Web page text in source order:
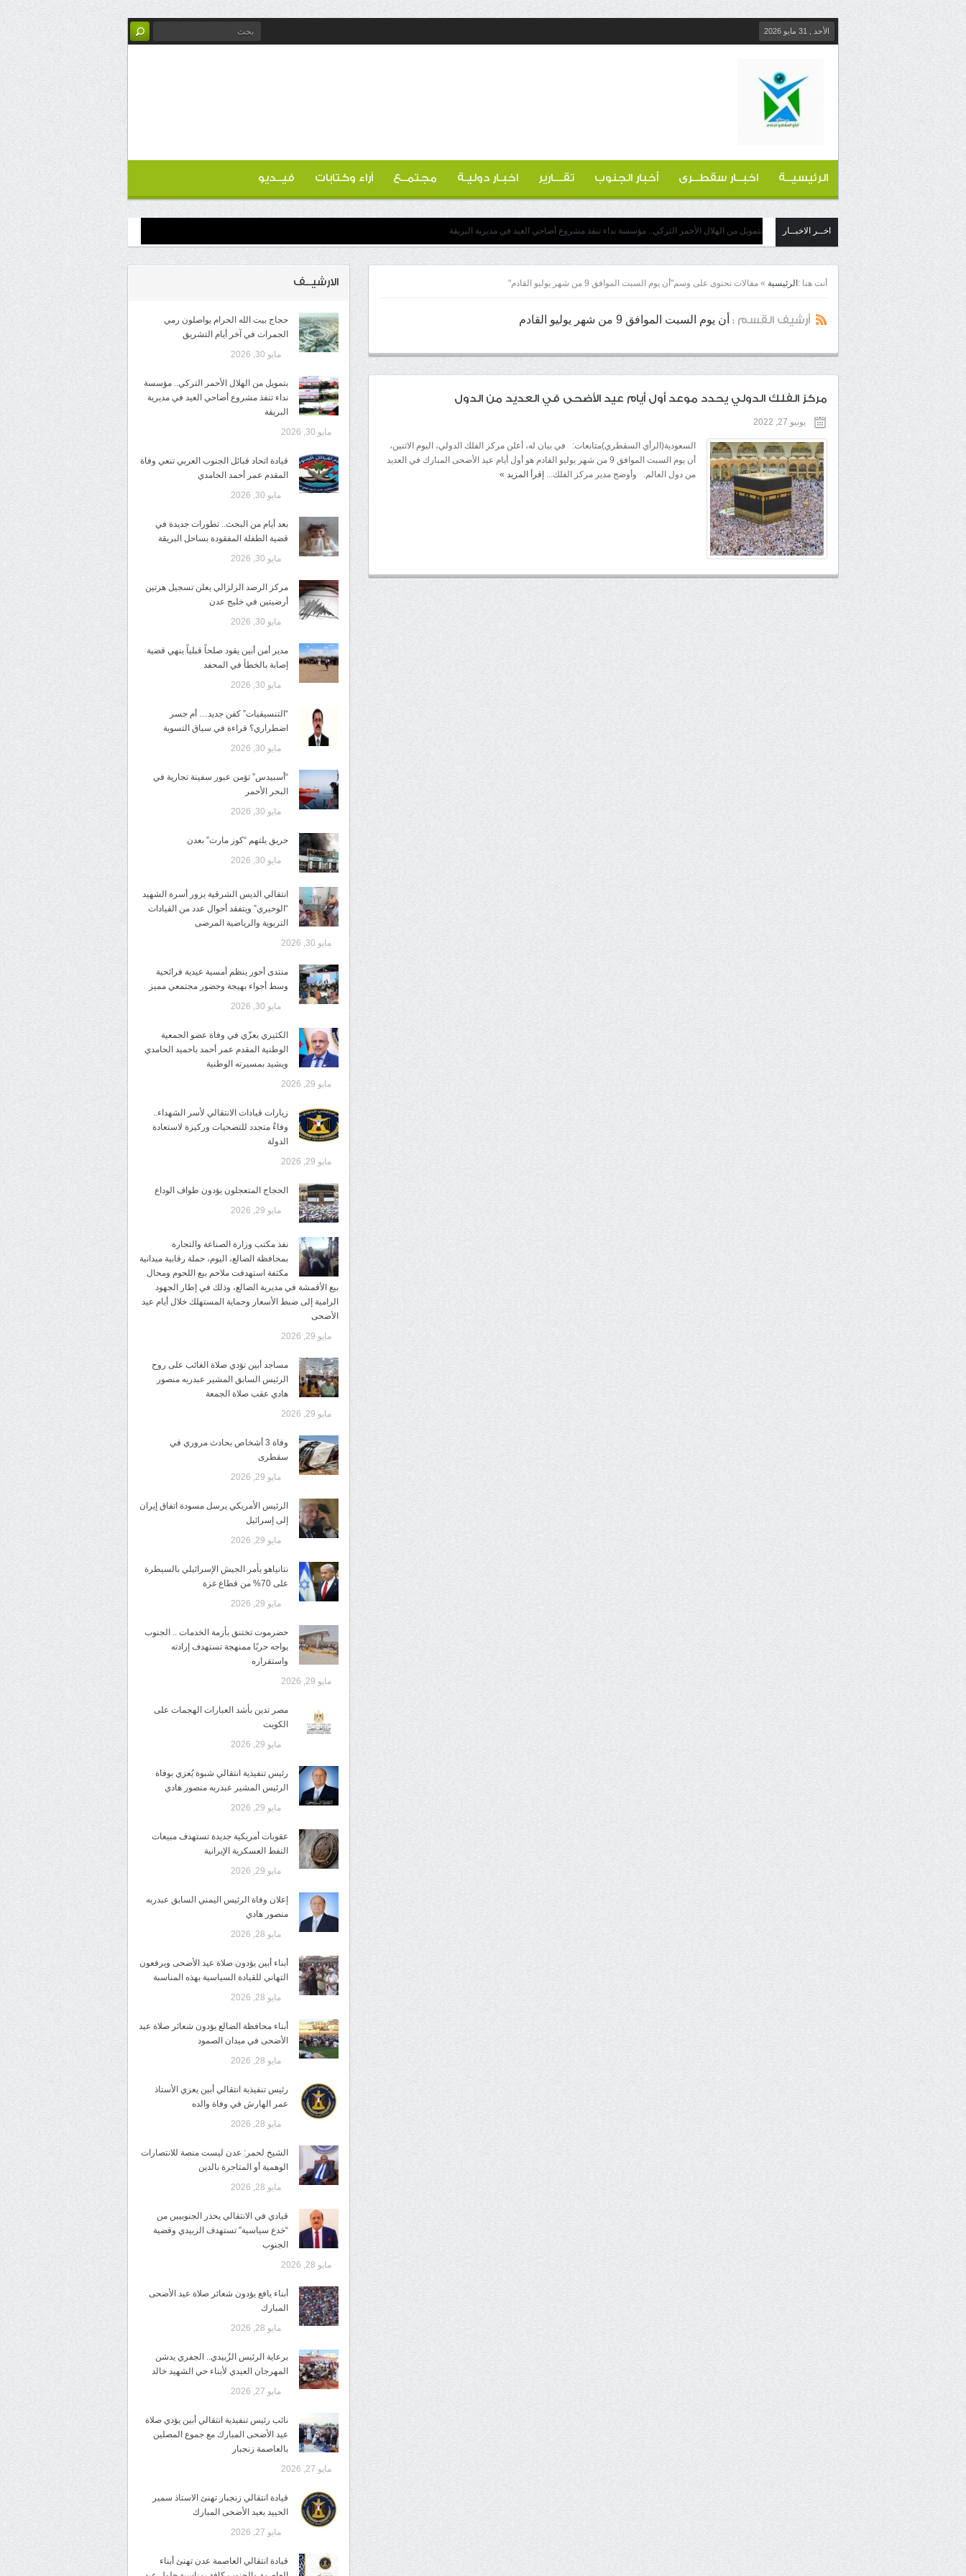
الأحد , 31 مايو 2026
الرئيسيــة اخبــار سقطــرى أخبار الجنوب تقـــارير اخبـار دوليـة مجتمــع آراء وكتابات فيــديو
اخــر الاخبــار بتمويل من الهلال الأحمر التركي.. مؤسسة نداء تنفذ مشروع أضاحي العيد في مديرية البريقة
أنت هنا : الرئيسية » مقالات تحتوى على وسم"أن يوم السبت الموافق 9 من شهر يوليو القادم"
أرشيف القسم : أن يوم السبت الموافق 9 من شهر يوليو القادم
مركز الفلك الدولي يحدد موعد أول أيام عيد الأضحى في العديد من الدول
يونيو 27, 2022
السعودية(الرأي السقطري)متابعات: في بيان له، أعلن مركز الفلك الدولي، اليوم الاثنين،
أن يوم السبت الموافق 9 من شهر يوليو القادم هو أول أيام عيد الأضحى المبارك في العديد
من دول العالم. وأوضح مدير مركز الفلك... إقرأ المزيد »
الارشيــف
حجاج بيت الله الحرام يواصلون رمي
الجمرات في آخر أيام التشريق
مايو 30, 2026
بتمويل من الهلال الأحمر التركي.. مؤسسة
نداء تنفذ مشروع أضاحي العيد في مديرية
البريقة
مايو 30, 2026
قيادة اتحاد قبائل الجنوب العربي تنعي وفاة
المقدم عمر أحمد الحامدي
مايو 30, 2026
بعد أيام من البحث.. تطورات جديدة في
قضية الطفلة المفقودة بساحل البريقة
مايو 30, 2026
مركز الرصد الزلزالي يعلن تسجيل هزتين
أرضيتين في خليج عدن
مايو 30, 2026
مدير أمن أبين يقود صلحاً قبلياً ينهي قضية
إصابة بالخطأ في المحفد
مايو 30, 2026
“التنسيقيات” كفن جديد… أم جسر
اضطراري؟ قراءة في سياق التسوية
مايو 30, 2026
“أسبيدس” تؤمن عبور سفينة تجارية في
البحر الأحمر
مايو 30, 2026
حريق يلتهم “كوز مارت” بعدن
مايو 30, 2026
انتقالي الديس الشرقية يزور أسرة الشهيد
“الوحيري” ويتفقد أحوال عدد من القيادات
التربوية والرياضية المرضى
مايو 30, 2026
منتدى أحور ينظم أمسية عيدية فرائحية
وسط أجواء بهيجة وحضور مجتمعي مميز
مايو 30, 2026
الكثيري يعزّي في وفاة عضو الجمعية
الوطنية المقدم عمر أحمد باحميد الحامدي
ويشيد بمسيرته الوطنية
مايو 29, 2026
زيارات قيادات الانتقالي لأسر الشهداء..
وفاءٌ متجدد للتضحيات وركيزة لاستعادة
الدولة
مايو 29, 2026
الحجاج المتعجلون يؤدون طواف الوداع
مايو 29, 2026
نفذ مكتب وزارة الصناعة والتجارة
بمحافظة الضالع، اليوم، حملة رقابية ميدانية
مكثفة استهدفت ملاحم بيع اللحوم ومحال
بيع الأقمشة في مديرية الضالع، وذلك في إطار الجهود
الرامية إلى ضبط الأسعار وحماية المستهلك خلال أيام عيد
الأضحى
مايو 29, 2026
مساجد أبين تؤدي صلاة الغائب على روح
الرئيس السابق المشير عبدربه منصور
هادي عقب صلاة الجمعة
مايو 29, 2026
وفاة 3 أشخاص بحادث مروري في
سقطرى
مايو 29, 2026
الرئيس الأمريكي يرسل مسودة اتفاق إيران
إلى إسرائيل
مايو 29, 2026
نتانياهو يأمر الجيش الإسرائيلي بالسيطرة
على 70% من قطاع غزة
مايو 29, 2026
حضرموت تختنق بأزمة الخدمات .. الجنوب
يواجه حربًا ممنهجة تستهدف إرادته
واستقراره
مايو 29, 2026
مصر تدين بأشد العبارات الهجمات على
الكويت
مايو 29, 2026
رئيس تنفيذية انتقالي شبوة يُعزي بوفاة
الرئيس المشير عبدربه منصور هادي
مايو 29, 2026
عقوبات أمريكية جديدة تستهدف مبيعات
النفط العسكرية الإيرانية
مايو 29, 2026
إعلان وفاة الرئيس اليمني السابق عبدربه
منصور هادي
مايو 28, 2026
أبناء أبين يؤدون صلاة عيد الأضحى ويرفعون
التهاني للقيادة السياسية بهذه المناسبة
مايو 28, 2026
أبناء محافظة الضالع يؤدون شعائر صلاة عيد
الأضحى في ميدان الصمود
مايو 28, 2026
رئيس تنفيذية انتقالي أبين يعزي الأستاذ
عمر الهارش في وفاة والده
مايو 28, 2026
الشيخ لحمر: عدن ليست منصة للانتصارات
الوهمية أو المتاجرة بالدين
مايو 28, 2026
قيادي في الانتقالي يحذر الجنوبيين من
“خدع سياسية” تستهدف الزبيدي وقضية
الجنوب
مايو 28, 2026
أبناء يافع يؤدون شعائر صلاة عيد الأضحى
المبارك
مايو 28, 2026
برعاية الرئيس الزُبيدي.. الجفري يدشن
المهرجان العيدي لأبناء حي الشهيد خالد
مايو 27, 2026
نائب رئيس تنفيذية انتقالي أبين يؤدي صلاة
عيد الأضحى المبارك مع جموع المصلين
بالعاصمة زنجبار
مايو 27, 2026
قيادة انتقالي زنجبار تهنئ الاستاذ سمير
الحييد بعيد الأضحى المبارك
مايو 27, 2026
قيادة انتقالي العاصمة عدن تهنئ أبناء